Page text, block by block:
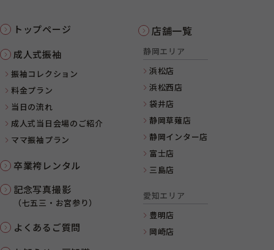
トップページ
成人式振袖
振袖コレクション
料金プラン
当日の流れ
成人式当日会場のご紹介
ママ振袖プラン
卒業袴レンタル
記念写真撮影
（七五三・お宮参り）
よくあるご質問
店舗一覧
静岡エリア
浜松店
浜松西店
袋井店
静岡草薙店
静岡インター店
富士店
三島店
愛知エリア
豊明店
岡崎店